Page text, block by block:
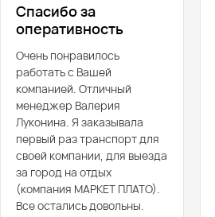
Спасибо за
оперативность
Очень понравилось
работать с Вашей
компанией. Отличный
менеджер Валерия
Луконина. Я заказывала
первый раз транспорт для
своей компании, для выезда
за город на отдых
(компания МАРКЕТ ПЛАТО).
Все остались довольны.